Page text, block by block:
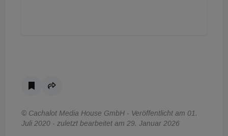
© Cachalot Media House GmbH - Veröffentlicht am 01.
Juli 2020 - zuletzt bearbeitet am 29. Januar 2026